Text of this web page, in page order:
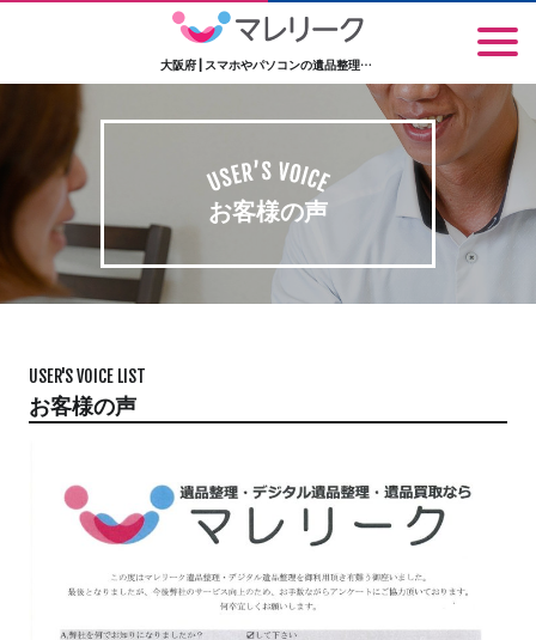
大阪府 | スマホやパソコンの遺品整理なら大阪のマレリーク
お客様の声
USER'S VOICE LIST
お客様の声